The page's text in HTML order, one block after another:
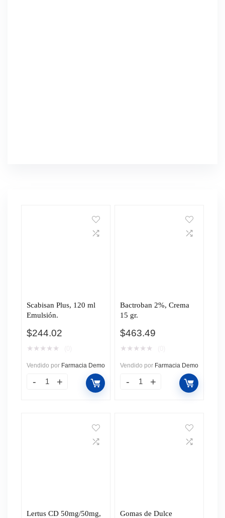
Scabisan Plus, 120 ml
Emulsión.
$244.02
★ ★ ★ ★ ★
Vendido por Farmacia Demo
Bactroban 2%, Crema
15 gr.
$463.49
★ ★ ★ ★ ★
Vendido por Farmacia Demo
Lertus CD 50mg/50mg,
Gomas de Dulce